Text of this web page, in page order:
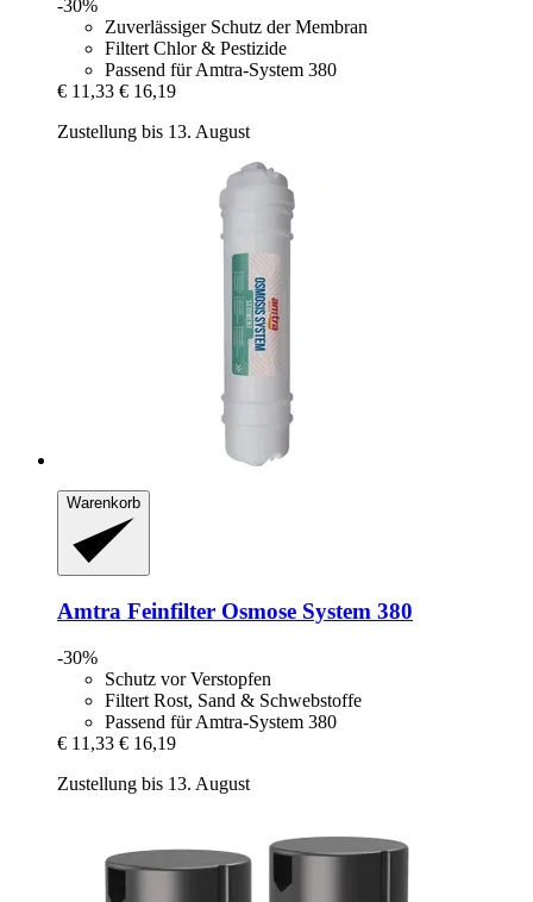
-30%
Zuverlässiger Schutz der Membran
Filtert Chlor & Pestizide
Passend für Amtra-System 380
€ 11,33 € 16,19
Zustellung bis 13. August
Warenkorb
Amtra Feinfilter Osmose System 380
-30%
Schutz vor Verstopfen
Filtert Rost, Sand & Schwebstoffe
Passend für Amtra-System 380
€ 11,33 € 16,19
Zustellung bis 13. August